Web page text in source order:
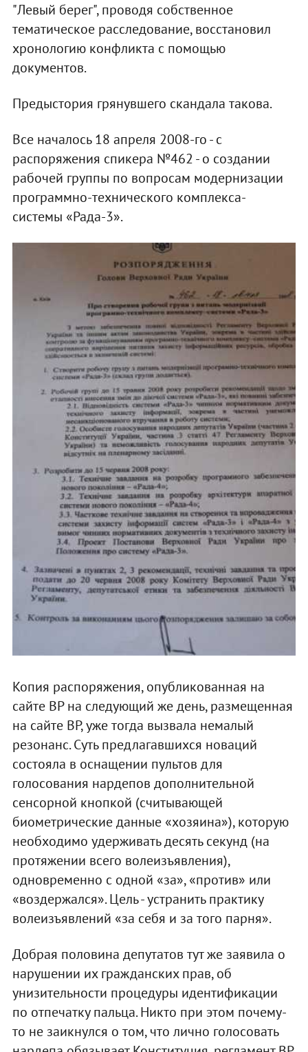
"Левый берег", проводя собственное
тематическое расследование, восстановил
хронологию конфликта с помощью
документов.
Предыстория грянувшего скандала такова.
Все началось 18 апреля 2008-го - с
распоряжения спикера №462 - о создании
рабочей группы по вопросам модернизации
программно-технического комплекса-
системы «Рада-3».
Копия распоряжения, опубликованная на
сайте ВР на следующий же день, размещенная
на сайте ВР, уже тогда вызвала немалый
резонанс. Суть предлагавшихся новаций
состояла в оснащении пультов для
голосования нардепов дополнительной
сенсорной кнопкой (считывающей
биометрические данные «хозяина»), которую
необходимо удерживать десять секунд (на
протяжении всего волеизъявления),
одновременно с одной «за», «против» или
«воздержался». Цель - устранить практику
волеизъявлений «за себя и за того парня».
Добрая половина депутатов тут же заявила о
нарушении их гражданских прав, об
унизительности процедуры идентификации
по отпечатку пальца. Никто при этом почему-
то не заикнулся о том, что лично голосовать